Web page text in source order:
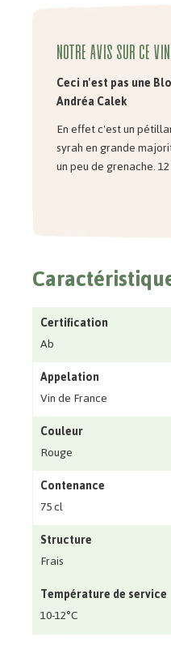
Notre avis sur ce vin
Ceci n'est pas une
AndréaCalek
En effet c'est un
syrah en grande
un peu de grenache.
Certification
Ab
Appelation
Vin de France
Couleur
Rouge
Contenance
75 cl
Structure
Frais
Température de service
10-12°C